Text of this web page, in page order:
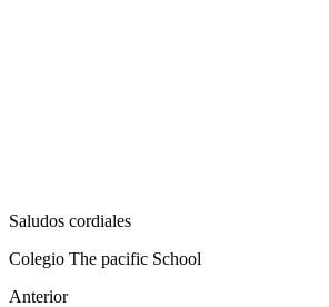
Saludos cordiales
Colegio The pacific School
Anterior